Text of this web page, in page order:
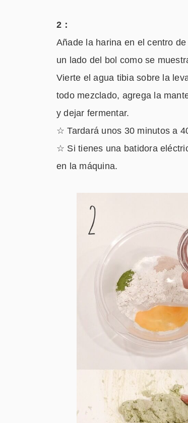
2：
Añade la harina en el centro
un lado del bol como se
Vierte el agua tibia sobre la
todo mezclado, agrega la
y dejar fermentar.
☆ Tardará unos 30 minutos a
☆ Si tienes una batidora
en la máquina.